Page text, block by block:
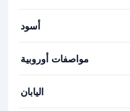
أسود
مواصفات أوروبية
اليابان